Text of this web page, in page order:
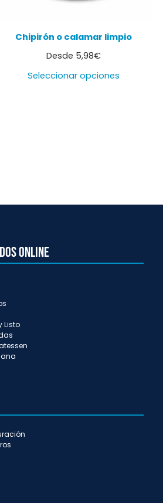
Chipirón o calamar limpio
Desde 5,98€
Seleccionar opciones
online
Listo